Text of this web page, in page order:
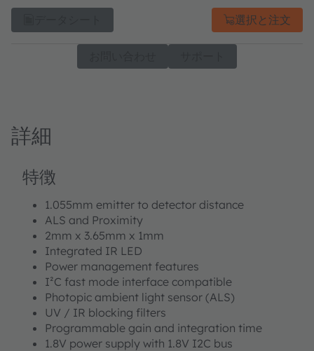
選択と注文
詳細
特徴
1.055mm emitter to detector distance
ALS and Proximity
2mm x 3.65mm x 1mm
Integrated IR LED
Power management features
I²C fast mode interface compatible
Photopic ambient light sensor (ALS)
UV / IR blocking filters
Programmable gain and integration time
1.8V power supply with 1.8V I2C bus